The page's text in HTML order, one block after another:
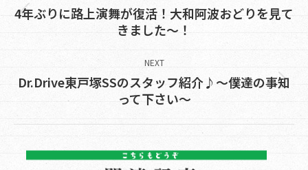
Previous
post:
4年ぶりに路上演舞が復活！大和阿波おどりを見て
きました～！
NEXT
Next
post:
Dr.Drive東戸塚SSのスタッフ紹介♪～僕達の事知
って下さい～